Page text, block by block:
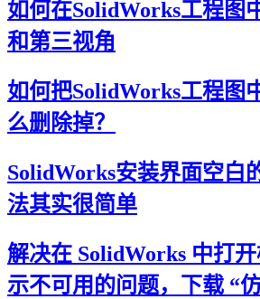
如何在SolidWorks工程图
和第三视角
如何把SolidWorks工程图
么删除掉？
SolidWorks安装界面空白
法其实很简单
解决在 SolidWorks 中打
示不可用的问题，下载 “